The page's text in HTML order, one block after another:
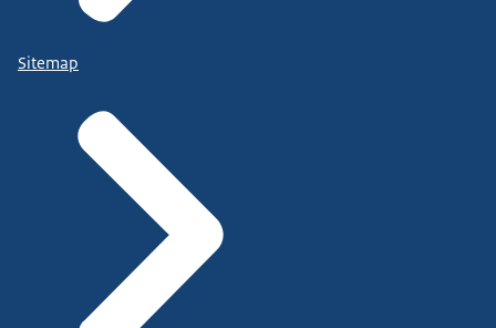
Sitemap